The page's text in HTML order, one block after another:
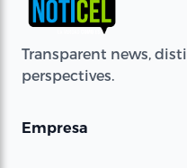
Transparent news,
perspectives.
Empresa